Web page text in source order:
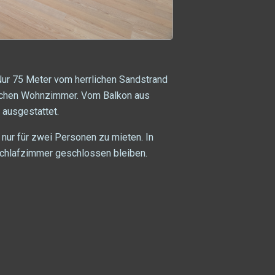
75 Meter vom herrlichen Sandstrand
Wohnzimmer. Vom Balkon aus
ausgestattet.
für zwei Personen zu mieten. In
geschlossen bleiben.